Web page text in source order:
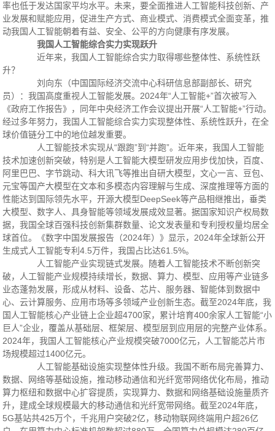
率也低于发达国家平均水平。未来，要全面推进人工智能科技创新、产
业发展和赋能应用，促进生产方式、商业模式、消费模式全面变革，推
动我国人工智能朝着有益、安全、公平的方向健康有序发展。
我国人工智能综合实力实现跃升
近年来，我国人工智能综合实力取得哪些整体性、系统性跃
升？
刘向东（中国国际经济交流中心科研信息部副部长、研究
员）：我国高度重视人工智能发展。2024年“人工智能+”首次被写入
《政府工作报告》，同年中央经济工作会议提出开展“人工智能+”行动。
经过多年努力，我国人工智能综合实力实现整体性、系统性跃升，在全
球价值链分工中的地位越发重要。
人工智能技术实现从“跟跑”到“并跑”。近年来，我国人工智能
技术加速创新突破，特别是人工智能大模型研发应用步伐加快，百度、
阿里巴巴、字节跳动、科大讯飞等推出自研大模型，文心一言、豆包、
元宝等国产大模型在文本和多模态内容理解与生成、深度推理等方面的
性能达到国际领先水平，开源大模型DeepSeek等产品相继推出，垂类
大模型、数字人、具身智能等领域发展成效显著。据国家知识产权局数
据，我国全球百强科技创新集群数量、论文发表量和专利授权量均居全
球首位。《数字中国发展报告（2024年）》显示，2024年全球新公开
生成式人工智能专利4.5万件，我国占比达61.5%。
人工智能产业实现链式发展。随着人工智能技术不断创新突
破，人工智能产业规模持续增长，数据、算力、模型、应用等产业链多
业态蓬勃发展，形成从材料、设备、芯片、服务器、智能体到数据中
心、云计算服务、应用市场等多领域产业创新生态。截至2024年底，我
国人工智能核心产业链上企业超4700家，累计培育400余家人工智能“小
巨人”企业，覆盖从基础层、框架层、模型层到应用层的完整产业体系。
2024年，我国人工智能核心产业规模突破7000亿元，人工智能芯片市
场规模超过1400亿元。
人工智能基础设施实现整体性升级。我国不断布局完善算力、
数据、网络等基础设施，推动移动通信和光纤宽带网络优化布局，推动
算力枢纽和数据中心扩容提质，实现算力、数据和网络基础设施量质齐
升，建成全球规模最大的移动通信和光纤宽带网络。截至2024年底，
5G基站共425万个，千兆用户突破2亿，移动物联网终端用户超26亿